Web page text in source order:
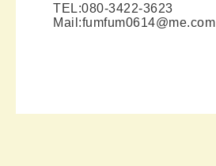
TEL:080-3422-3623
Mail:fumfum0614@me.com